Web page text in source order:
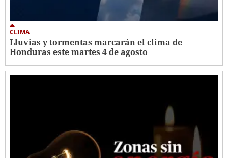
CLIMA
Lluvias y tormentas marcarán el clima de
Honduras este martes 4 de agosto